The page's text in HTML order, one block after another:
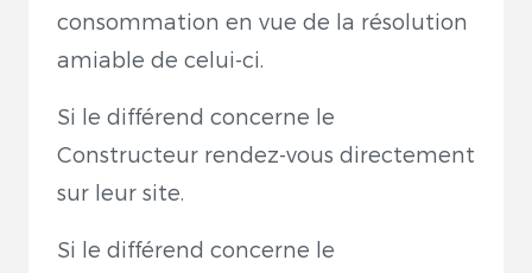
consommation en vue de la résolution
amiable de celui-ci.
Si le différend concerne le
Constructeur rendez-vous directement
sur leur site.
Si le différend concerne le